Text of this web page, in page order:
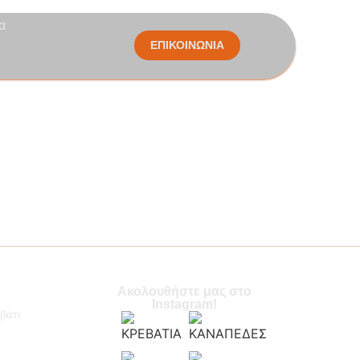
ΕΠΙΚΟΙΝΩΝΙΑ
Ακολουθήστε μας στο
Instagram!